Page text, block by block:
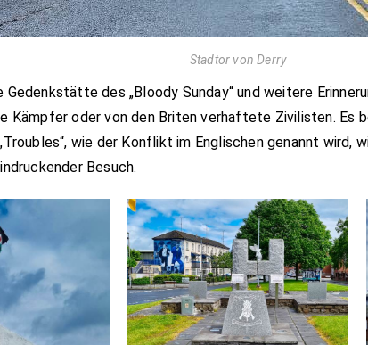
Stadtor von Derry
Gedenkstätte des „Bloody Sunday“ und weitere
Kämpfer oder von den Briten verhaftete Zivilisten. Es
wie der Konflikt im Englischen genannt wird,
Besuch.